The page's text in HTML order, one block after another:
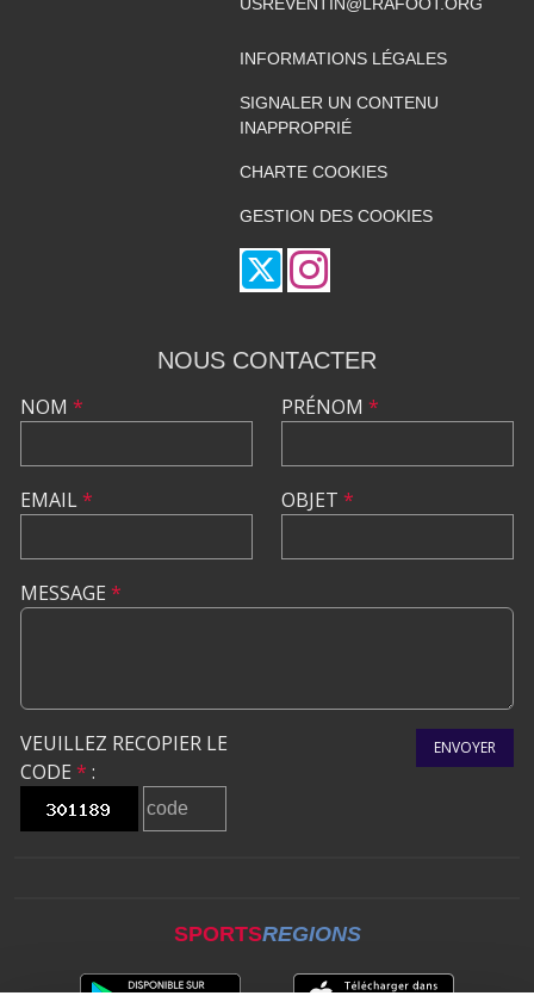
INFORMATIONS LÉGALES
SIGNALER UN CONTENU
INAPPROPRIÉ
CHARTE COOKIES
GESTION DES COOKIES
NOUS CONTACTER
NOM *
EMAIL*
PRÉNOM *
OBJET *
MESSAGE *
VEUILLEZ RECOPIER LE
CODE * :
ENVOYER
SPORTSREGIONS